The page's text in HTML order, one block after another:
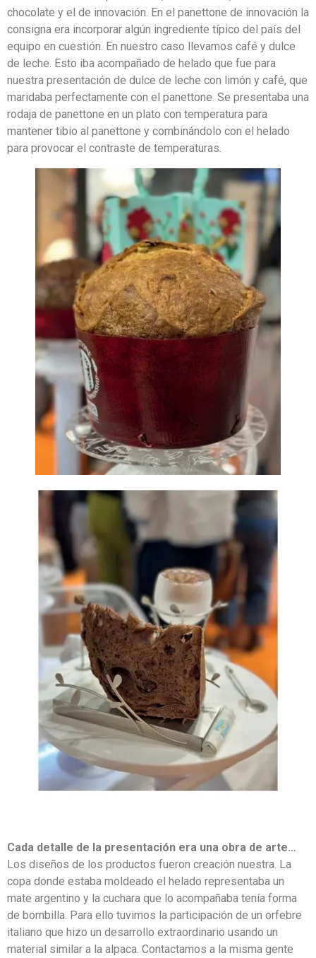
chocolate y el de innovación. En el panettone de innovación la
consigna era incorporar algún ingrediente típico del país del
equipo en cuestión. En nuestro caso llevamos café y dulce
de leche. Esto iba acompañado de helado que fue para
nuestra presentación de dulce de leche con limón y café, que
maridaba perfectamente con el panettone. Se presentaba una
rodaja de panettone en un plato con temperatura para
mantener tibio al panettone y combinándolo con el helado
para provocar el contraste de temperaturas.
Cada detalle de la presentación era una obra de arte…
Los diseños de los productos fueron creación nuestra. La
copa donde estaba moldeado el helado representaba un
mate argentino y la cuchara que lo acompañaba tenía forma
de bombilla. Para ello tuvimos la participación de un orfebre
italiano que hizo un desarrollo extraordinario usando un
material similar a la alpaca. Contactamos a la misma gente